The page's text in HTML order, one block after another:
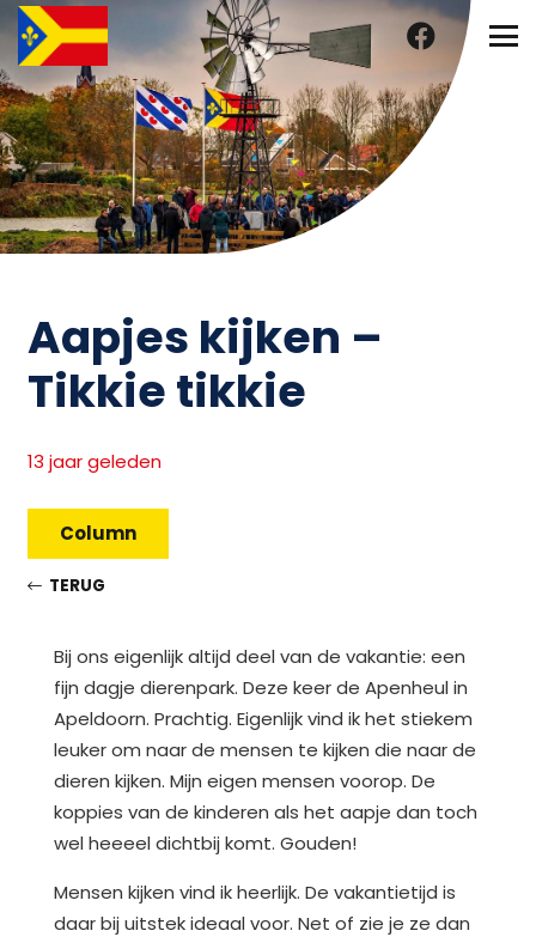
Aapjes kijken –
Tikkie tikkie
13 jaar geleden
Column
TERUG
Bij ons eigenlijk altijd deel van de vakantie: een
fijn dagje dierenpark. Deze keer de Apenheul in
Apeldoorn. Prachtig. Eigenlijk vind ik het stiekem
leuker om naar de mensen te kijken die naar de
dieren kijken. Mijn eigen mensen voorop. De
koppies van de kinderen als het aapje dan toch
wel heeeel dichtbij komt. Gouden!
Mensen kijken vind ik heerlijk. De vakantietijd is
daar bij uitstek ideaal voor. Net of zie je ze dan